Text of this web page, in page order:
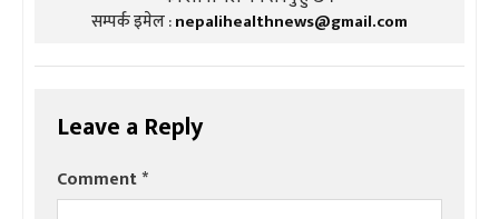
सम्पर्क इमेल :nepalihealthnews@gmail.com
Leave a Reply
Comment*